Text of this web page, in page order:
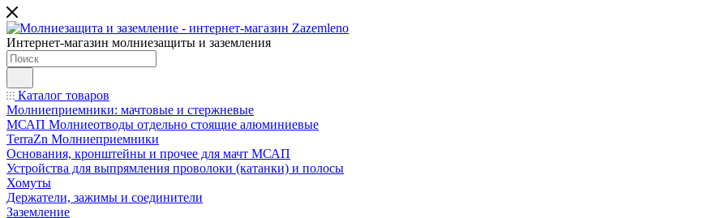
Интернет-магазин молниезащиты и заземления
Каталог товаров
Молниеприемники: мачтовые и стержневые
МСАП Молниеотводы отдельно стоящие алюминиевые
TerraZn Молниеприемники
Основания, кронштейны и прочее для мачт МСАП
Устройства для выпрямления проволоки (катанки) и полосы
Хомуты
Держатели, зажимы и соединители
Заземление